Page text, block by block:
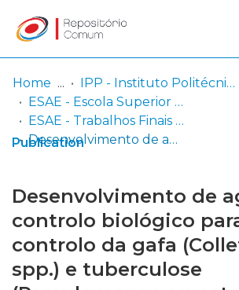
Communities
& Collections
Statistics
Log
In
(current)
Home
IPP - Instituto Politécnico de Portalegre
ESAE - Escola Superior Agrária de Elvas
ESAE - Trabalhos Finais de Licenciatura
Desenvolvimento de agentes de controlo biológico para o controlo da gafa (Colletotrichum spp.) e tuberculose (Pseudomonas savastanoi pv. savastanoi) da oliveira
Publication
Desenvolvimento de
controlo biológico
controlo da gafa
spp.) e tuberculose